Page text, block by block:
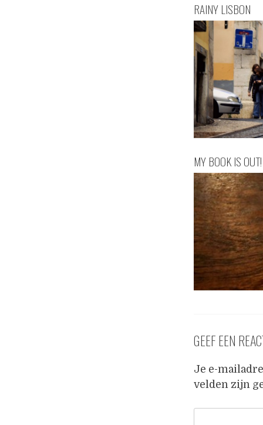
RAINY LISBON
MY BOOK IS OUT!
GEEF EEN
Je e-
velden zijn